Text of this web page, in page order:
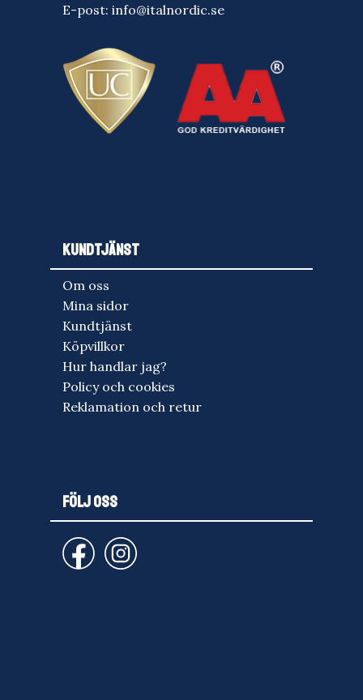
E-post: info@italnordic.se
KUNDTJÄNST
Om oss
Mina sidor
Kundtjänst
Köpvillkor
Hur handlar jag?
Policy och cookies
Reklamation och retur
FÖLJ OSS